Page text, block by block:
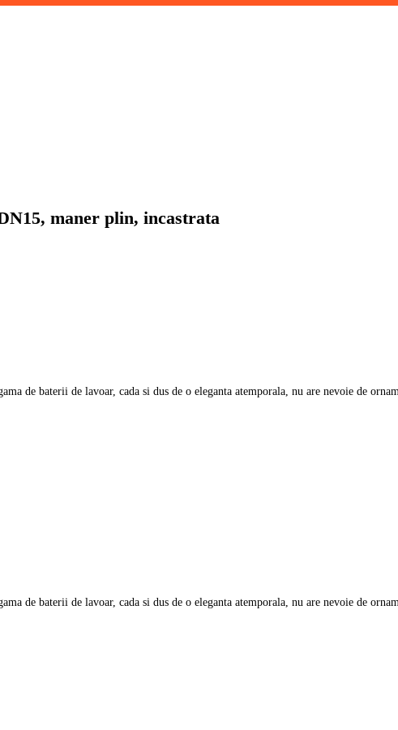
maner plin, incastrata
de baterii de lavoar, cada si dus de o eleganta atemporala, nu are nevoie de
de baterii de lavoar, cada si dus de o eleganta atemporala, nu are nevoie de